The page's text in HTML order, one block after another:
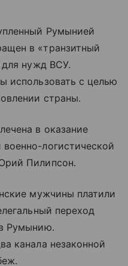
Румынией
в «транзитный
для нужд ВСУ.
использовать с целью
страны.
в оказание
логистической
Пилипсон.
мужчины платили
переход
Румынию.
канала незаконной